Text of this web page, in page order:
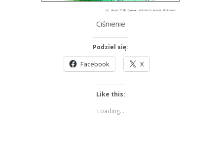
Ciśnienie
Podziel się:
Facebook X
Like this:
Loading...